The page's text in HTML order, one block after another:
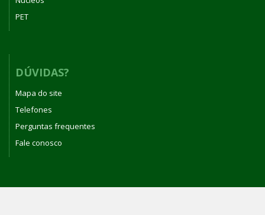
PET
DÚVIDAS?
Mapa do site
Telefones
Perguntas frequentes
Fale conosco